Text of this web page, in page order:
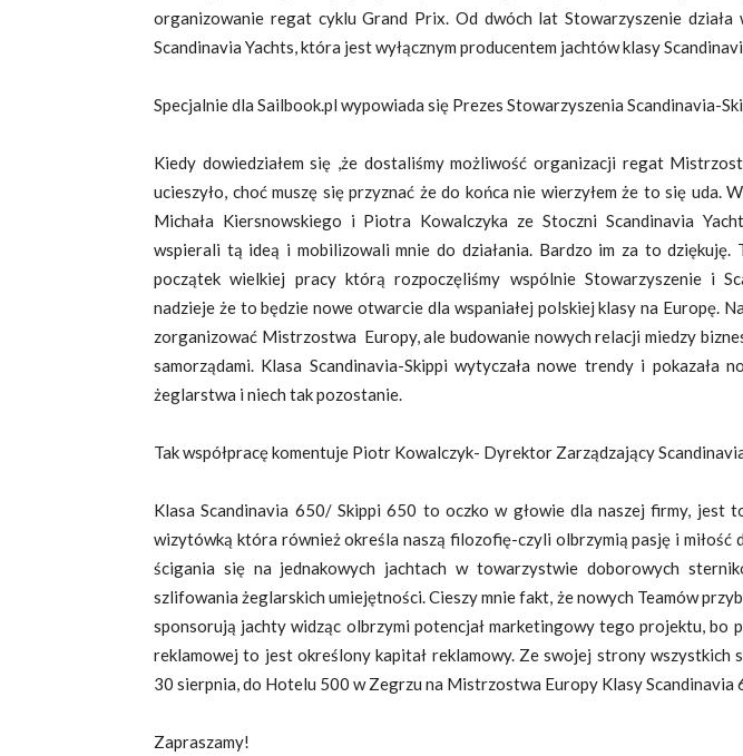
organizowanie regat cyklu Grand Prix. Od dwóch lat Stowarzyszenie działa
Scandinavia Yachts, która jest wyłącznym producentem jachtów klasy
Specjalnie dla Sailbook.pl wypowiada się Prezes Stowarzyszenia Scandinavia-
Kiedy dowiedziałem się ,że dostaliśmy możliwość organizacji regat
ucieszyło, choć muszę się przyznać że do końca nie wierzyłem że to się uda.
Michała Kiersnowskiego i Piotra Kowalczyka ze Stoczni Scandinavia
wspierali tą ideą i mobilizowali mnie do działania. Bardzo im za to dziękuję.
początek wielkiej pracy którą rozpoczęliśmy wspólnie Stowarzyszenie i
nadzieje że to będzie nowe otwarcie dla wspaniałej polskiej klasy na Europę.
zorganizować Mistrzostwa Europy, ale budowanie nowych relacji miedzy
samorządami. Klasa Scandinavia-Skippi wytyczała nowe trendy i pokazała
żeglarstwa i niech tak pozostanie.
Tak współpracę komentuje Piotr Kowalczyk- Dyrektor Zarządzający
Klasa Scandinavia 650/ Skippi 650 to oczko w głowie dla naszej firmy, jest
wizytówką która również określa naszą filozofię-czyli olbrzymią pasję i miłość
ścigania się na jednakowych jachtach w towarzystwie doborowych
szlifowania żeglarskich umiejętności. Cieszy mnie fakt, że nowych Teamów
sponsorują jachty widząc olbrzymi potencjał marketingowy tego projektu, bo
reklamowej to jest określony kapitał reklamowy. Ze swojej strony wszystkich
30 sierpnia, do Hotelu 500 w Zegrzu na Mistrzostwa Europy Klasy Scandinavia
Zapraszamy!